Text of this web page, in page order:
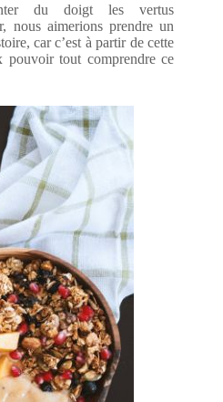
du doigt les vertus
nous aimerions prendre un
car c’est à partir de cette
pouvoir tout comprendre ce